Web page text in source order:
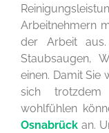
Arbeitnehmern
der Arbeit
Staubsaugen,
einen. Damit Sie
sich
wohlfühlen
Osnabrück an.